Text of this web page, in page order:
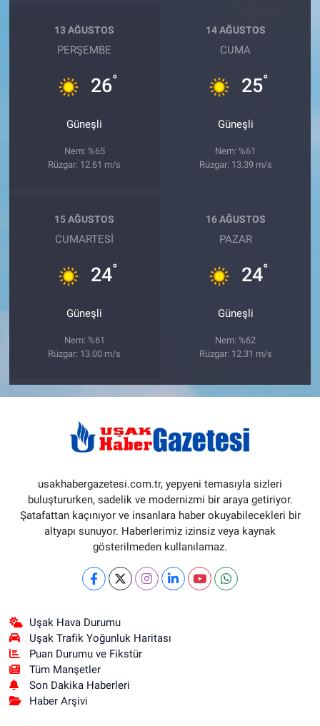
13 AĞUSTOS
PERŞEMBE
26°
Güneşli
Nem: %65
Rüzgar: 12.61 m/s
14 AĞUSTOS
CUMA
25°
Güneşli
Nem: %61
Rüzgar: 13.39 m/s
15 AĞUSTOS
CUMARTESI
24°
Güneşli
Nem: %61
Rüzgar: 13.00 m/s
16 AĞUSTOS
PAZAR
24°
Güneşli
Nem: %62
Rüzgar: 12.31 m/s
usakhabergazetesi.com.tr, yepyeni temasıyla sizleri
buluştururken, sadelik ve modernizmi bir araya getiriyor.
Şatafattan kaçınıyor ve insanlara haber okuyabilecekleri bir
altyapı sunuyor. Haberlerimiz izinsiz veya kaynak
gösterilmeden kullanılamaz.
Uşak Hava Durumu
Uşak Trafik Yoğunluk Haritası
Puan Durumu ve Fikstür
Tüm Manşetler
Son Dakika Haberleri
Haber Arşivi